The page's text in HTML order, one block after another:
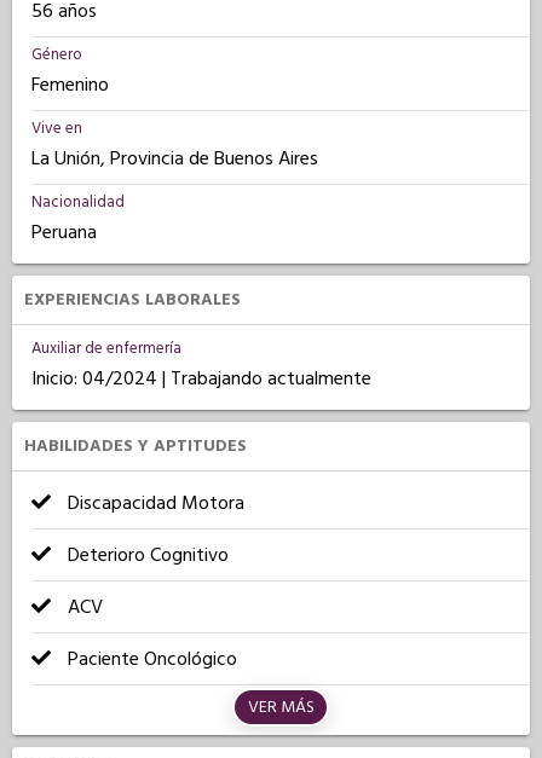
56 años
Género
Femenino
Vive en
La Unión, Provincia de Buenos Aires
Nacionalidad
Peruana
EXPERIENCIAS LABORALES
Auxiliar de enfermería
Inicio: 04/2024 | Trabajando actualmente
HABILIDADES Y APTITUDES
Discapacidad Motora
Deterioro Cognitivo
ACV
Paciente Oncológico
VER MÁS